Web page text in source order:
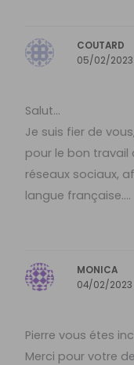
COUTARD
05/02/2023
Salut…
Je suis fier de
pour le bon travail
réseaux sociaux,
langue française….
MONICA
04/02/2023
Pierre vous étes
Merci pour votre